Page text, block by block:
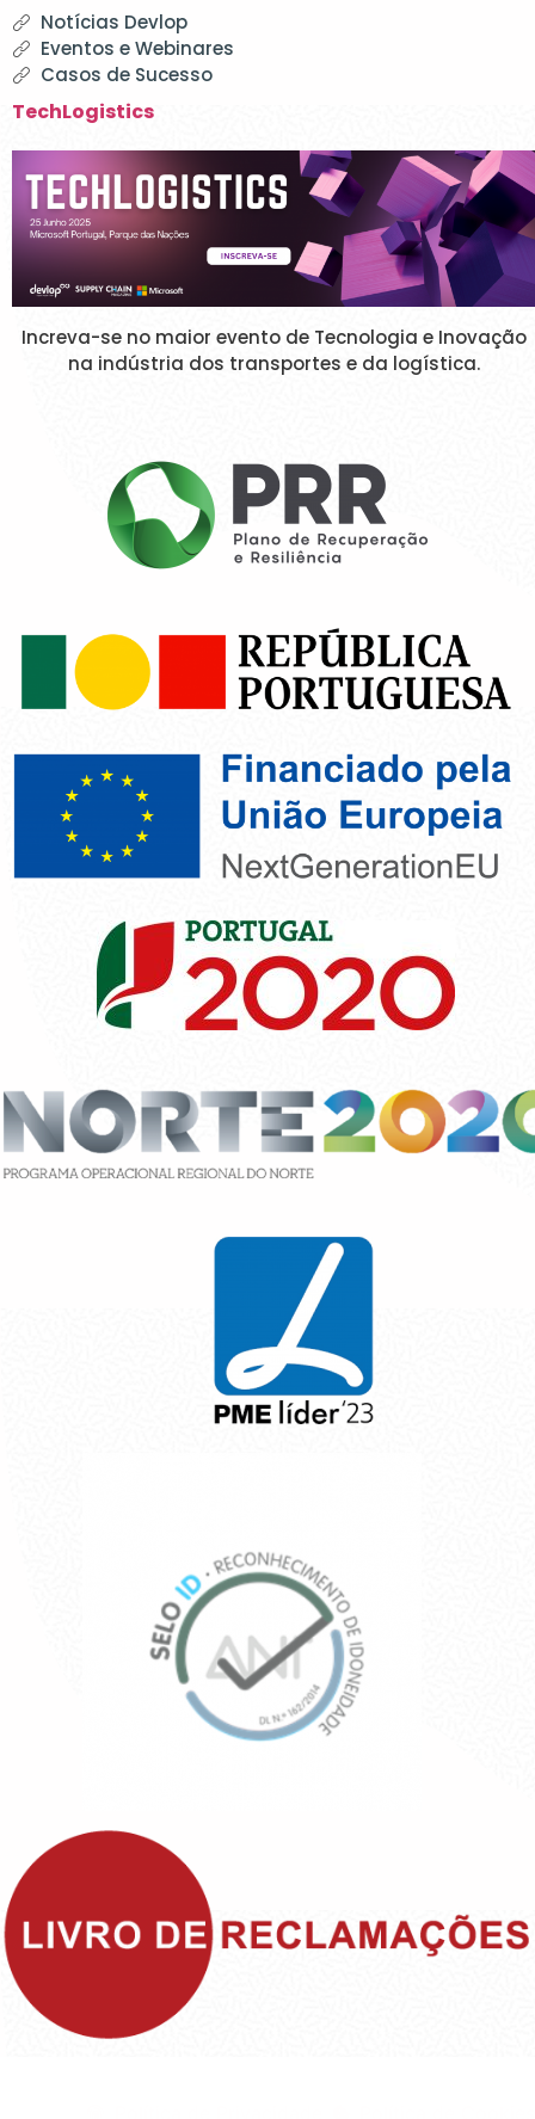
Notícias Devlop
Eventos e Webinares
Casos de Sucesso
TechLogistics
Increva-se no maior evento de Tecnologia e Inovação
na indústria dos transportes e da logística.